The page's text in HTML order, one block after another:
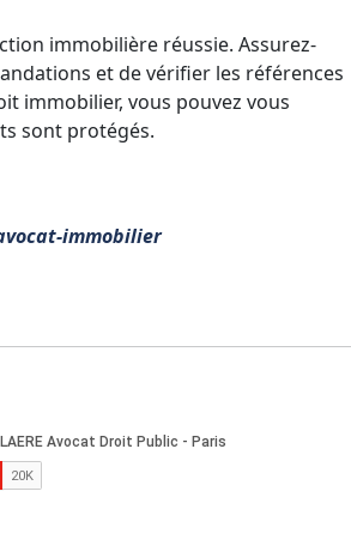
immobilière réussie. Assurez-
et de vérifier les références
immobilier, vous pouvez vous
sont protégés.
immobilier